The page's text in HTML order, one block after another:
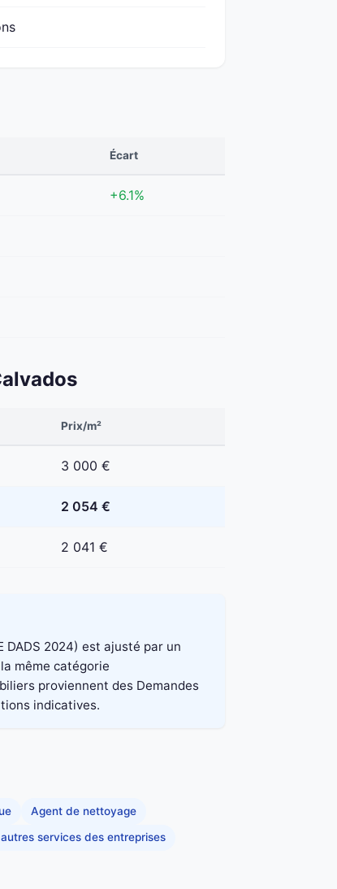
Écart
+6.1%
Prix/m²
3 000 €
2 054 €
2 041 €
2024) est ajusté par un
même catégorie
proviennent des Demandes
indicatives.
Agent de nettoyage
services des entreprises